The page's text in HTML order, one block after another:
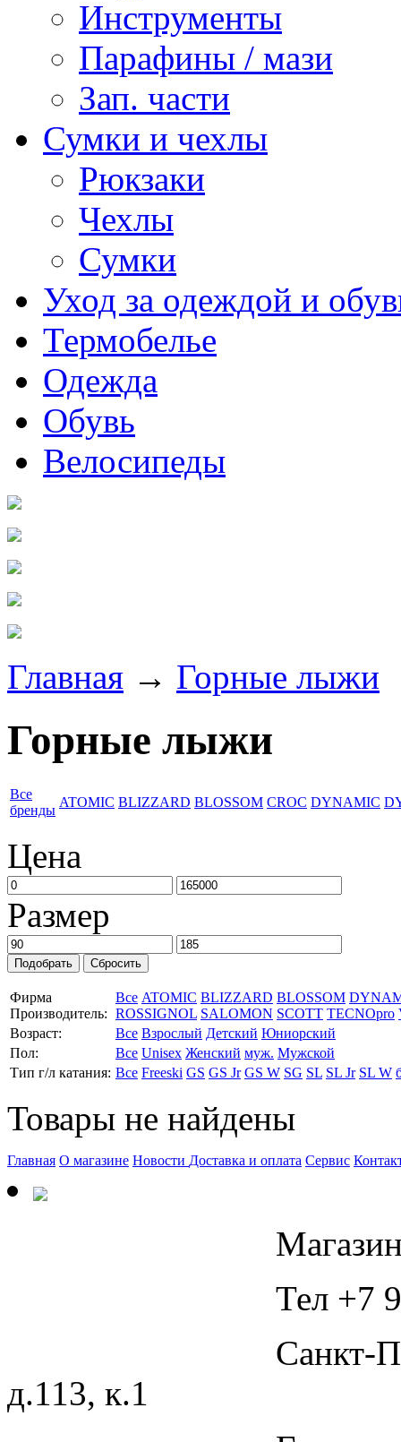
Инструменты
Парафины / мази
Зап. части
Сумки и чехлы
Рюкзаки
Чехлы
Сумки
Уход за одеждой и
Термобелье
Одежда
Обувь
Велосипеды
Главная → Горные лыжи
Горные лыжи
Все
бренды
ATOMIC BLIZZARD BLOSSOM CROC DYNAMIC
Цена
Размер
Фирма
Производитель:
Все ATOMIC BLIZZARD BLOSSOM
ROSSIGNOL SALOMON SCOTT TECNOpro
Возраст:
Все Взрослый Детский Юниорский
Пол:
Все Unisex Женский муж. Мужской
Тип г/л катания: Все Freeski GS GS Jr GS W SG SL SL Jr SL W
Товары не найдены
Главная О магазине Новости Доставка и оплата Сервис
Тел +7
Санкт-
д.113, к.1